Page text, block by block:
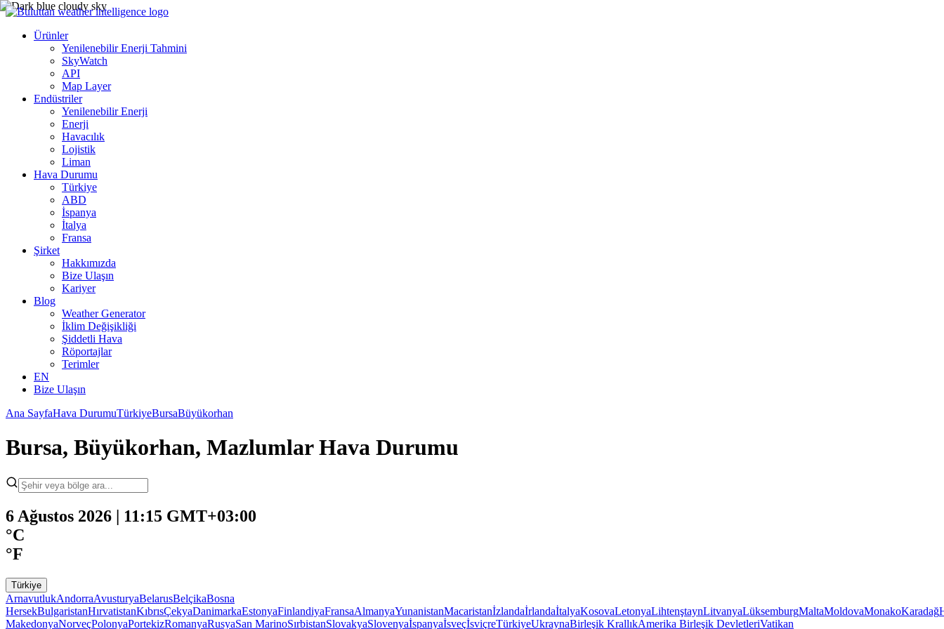
Ürünler
Yenilenebilir Enerji Tahmini
SkyWatch
API
Map Layer
Endüstriler
Yenilenebilir Enerji
Enerji
Havacılık
Lojistik
Liman
Hava Durumu
Türkiye
ABD
İspanya
İtalya
Fransa
Şirket
Hakkımızda
Bize Ulaşın
Kariyer
Blog
Weather Generator
İklim Değişikliği
Şiddetli Hava
Röportajlar
Terimler
EN
Bize Ulaşın
Ana SayfaHava DurumuTürkiyeBursaBüyükorhan
Bursa, Büyükorhan, Mazlumlar Hava Durumu
6 Ağustos 2026 | 11:15 GMT+03:00
°C
°F
Türkiye
ArnavutlukAndorraAvusturyaBelarusBelçikaBosna
HersekBulgaristanHırvatistanKıbrısÇekyaDanimarkaEstonyaFinlandiyaFransaAlmanyaYunanistanMacaristanİzlandaİrlandaİtalyaKosovaLetonyaLihtenştaynLitvanyaLüksemburgMaltaMoldovaMonakoKaradağ
MakedonyaNorveçPolonyaPortekizRomanyaRusyaSan MarinoSırbistanSlovakyaSlovenyaİspanyaİsveçİsviçreTürkiyeUkraynaBirleşik KrallıkAmerika Birleşik DevletleriVatikan